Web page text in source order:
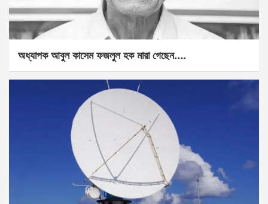
অধ্যাপক আবুল কাসেম ফজলুল হক মারা গেছেন….